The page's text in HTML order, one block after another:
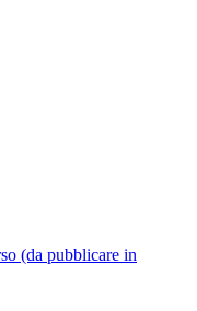
(da pubblicare in